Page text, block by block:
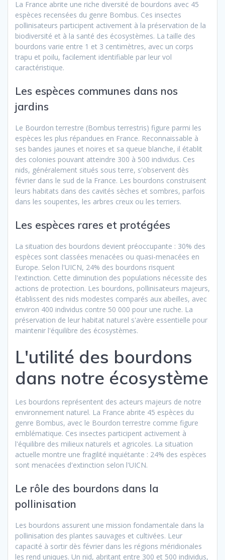
La France abrite une riche diversité de bourdons avec 45
espèces recensées du genre Bombus. Ces insectes
pollinisateurs participent activement à la préservation de la
biodiversité et à la santé des écosystèmes. La taille des
bourdons varie entre 1 et 3 centimètres, avec un corps
trapu et poilu, facilement identifiable par leur vol
caractéristique.
Les espèces communes dans nos
jardins
Le Bourdon terrestre (Bombus terrestris) figure parmi les
espèces les plus répandues en France. Reconnaissable à
ses bandes jaunes et noires et sa queue blanche, il établit
des colonies pouvant atteindre 300 à 500 individus. Ces
nids, généralement situés sous terre, s'observent dès
février dans le sud de la France. Les bourdons construisent
leurs habitats dans des cavités sèches et sombres, parfois
dans les soupentes, les arbres creux ou les terriers.
Les espèces rares et protégées
La situation des bourdons devient préoccupante : 30% des
espèces sont classées menacées ou quasi-menacées en
Europe. Selon l'UICN, 24% des bourdons risquent
l'extinction. Cette diminution des populations nécessite des
actions de protection. Les bourdons, pollinisateurs majeurs,
établissent des nids modestes comparés aux abeilles, avec
environ 400 individus contre 50 000 pour une ruche. La
préservation de leur habitat naturel s'avère essentielle pour
maintenir l'équilibre des écosystèmes.
L'utilité des bourdons
dans notre écosystème
Les bourdons représentent des acteurs majeurs de notre
environnement naturel. La France abrite 45 espèces du
genre Bombus, avec le Bourdon terrestre comme figure
emblématique. Ces insectes participent activement à
l'équilibre des milieux naturels et agricoles. La situation
actuelle montre une fragilité inquiétante : 24% des espèces
sont menacées d'extinction selon l'UICN.
Le rôle des bourdons dans la
pollinisation
Les bourdons assurent une mission fondamentale dans la
pollinisation des plantes sauvages et cultivées. Leur
capacité à sortir dès février dans les régions méridionales
les rend uniques. Un nid, abritant entre 300 et 500 individus,